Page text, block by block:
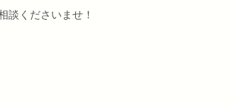
談くださいませ！